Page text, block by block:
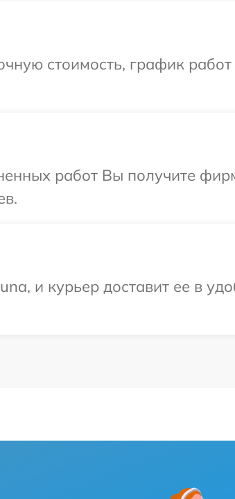
стоимость, график работ
работ Вы получите
и курьер доставит ее в